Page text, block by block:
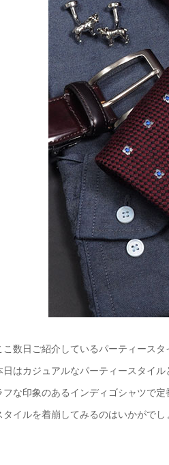
こ数日ご紹介しているパーティースタ
日はカジュアルなパーティースタイル
フな印象のあるインディゴシャツで定
タイルを着崩してみるのはいかがでし